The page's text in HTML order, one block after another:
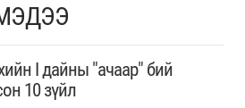
I дайны "ачаар" бий
10 зүйл